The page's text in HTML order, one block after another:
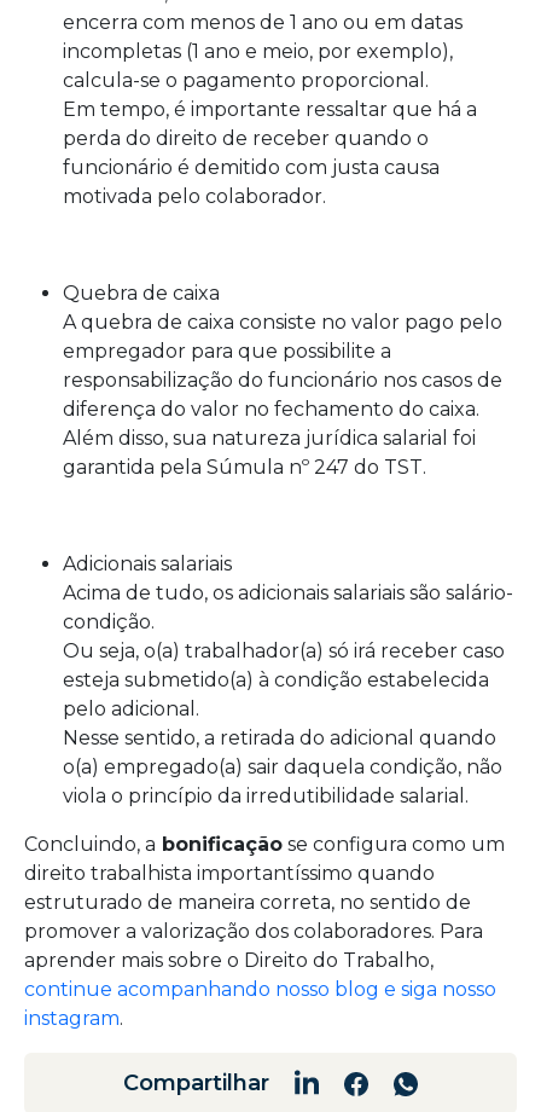
encerra com menos de 1 ano ou em datas
incompletas (1 ano e meio, por exemplo),
calcula-se o pagamento proporcional.
Em tempo, é importante ressaltar que há a
perda do direito de receber quando o
funcionário é demitido com justa causa
motivada pelo colaborador.
Quebra de caixa
A quebra de caixa consiste no valor pago pelo
empregador para que possibilite a
responsabilização do funcionário nos casos de
diferença do valor no fechamento do caixa.
Além disso, sua natureza jurídica salarial foi
garantida pela Súmula nº 247 do TST.
Adicionais salariais
Acima de tudo, os adicionais salariais são salário-
condição.
Ou seja, o(a) trabalhador(a) só irá receber caso
esteja submetido(a) à condição estabelecida
pelo adicional.
Nesse sentido, a retirada do adicional quando
o(a) empregado(a) sair daquela condição, não
viola o princípio da irredutibilidade salarial.
Concluindo, a bonificação se configura como um
direito trabalhista importantíssimo quando
estruturado de maneira correta, no sentido de
promover a valorização dos colaboradores. Para
aprender mais sobre o Direito do Trabalho,
continue acompanhando nosso blog e siga nosso
instagram.
Compartilhar